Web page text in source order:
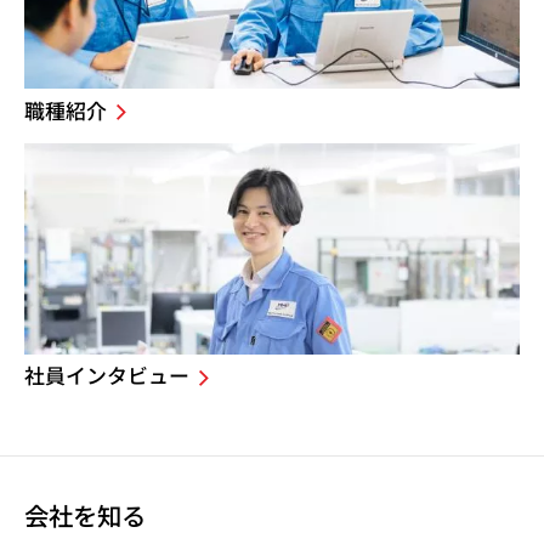
職種紹介
社員インタビュー
会社を知る